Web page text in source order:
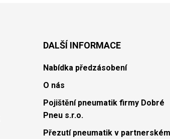
DALŠÍ INFORMACE
Nabídka předzásobení
O nás
Pojištění pneumatik firmy Dobré
Pneu s.r.o.
Přezutí pneumatik v partnerském